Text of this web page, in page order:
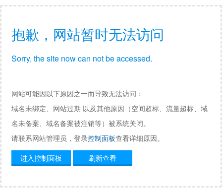
抱歉，网站暂时无法访问
Sorry, the site now can not be accessed.
网站可能因以下原因之一而导致无法访问：
域名未绑定、网站过期 以及其他原因（空间超标、流量超标、域
名未备案、域名备案被注销等）被系统关闭。
请联系网站管理员，登录控制面板查看详细原因。
进入控制面板
刷新查看